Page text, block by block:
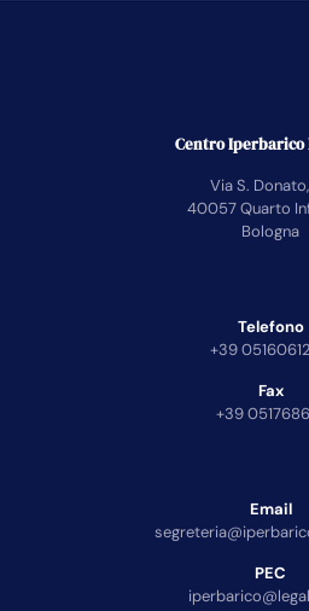
Centro Iperbarico
Via S.
40057 Quarto
Bologna
Telefono
+39
Fax
+39
Email
PEC